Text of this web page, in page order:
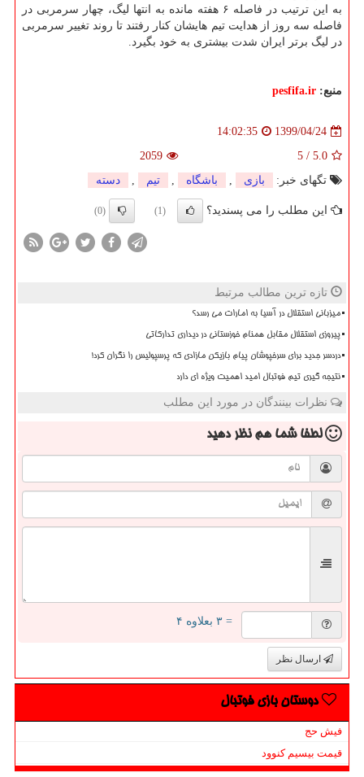
به این ترتیب در فاصله ۶ هفته مانده به انتها لیگ، چهار سرمربی در
فاصله سه روز از هدایت تیم هایشان کنار رفتند تا روند تغییر سرمربی
در لیگ برتر ایران شدت بیشتری به خود بگیرد.
منبع: pesfifa.ir
1399/04/24
14:02:35
5.0
/
5
2059
تگهای خبر:
بازی , باشگاه , تیم , دسته
این مطلب را می پسندید؟ (1)
(0)
تازه ترین مطالب مرتبط
میزبانی استقلال در آسیا به امارات می رسد؟
پیروزی استقلال مقابل همنام خوزستانی در دیداری تدارکاتی
دردسر جدید برای سرخپوشان پیام بازیکن مازادی که پرسپولیس را نگران کرد!
نتیجه گیری تیم فوتبال امید اهمیت ویژه ای دارد
نظرات بینندگان در مورد این مطلب
لطفا شما همنظر دهید
= ۳ بعلاوه ۴
ارسال نظر
دوستان بازی فوتبال
فیش حج
قیمت بیسیم کنوود